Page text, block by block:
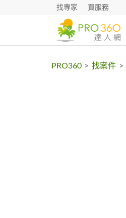
找專家 買服務
PRO360 > 找案件 >